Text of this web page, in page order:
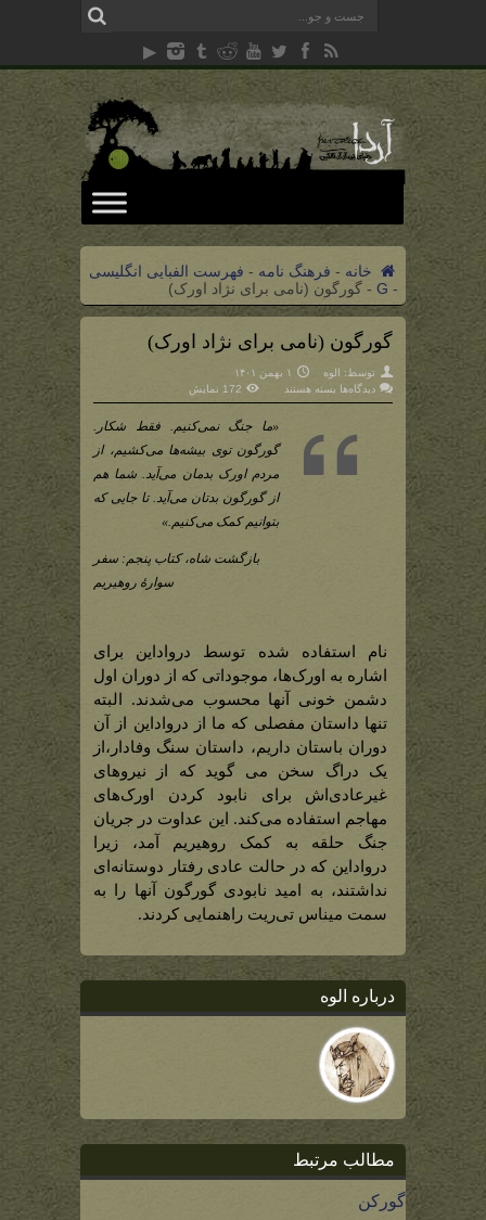
خانه - فرهنگ نامه - فهرست الفبایی انگلیسی
-
G
- گورگون (نامی برای نژاد اورک)
گورگون (نامی برای نژاد اورک)
توسط: الوه
۱ بهمن ۱۴۰۱
دیدگاه‌ها برای
نژاد
اورک)
بسته هستند 172 نمایش
«ما جنگ نمی‌کنیم. فقط شکار.
گورگون توی بیشه‌ها می‌کشیم، از
مردم اورک بدمان می‌آید. شما هم
از گورگون بدتان می‌آید. تا جایی که
بتوانیم کمک می‌کنیم.»
بازگشت شاه، کتاب پنجم: سفر
سوارۀ روهیریم
نام استفاده شده توسط درواداین برای
اشاره به اورک‌ها، موجوداتی که از دوران اول
دشمن خونی آنها محسوب می‌شدند. البته
تنها داستان مفصلی که ما از درواداین از آن
دوران باستان داریم، داستان سنگ وفادار،از
یک دراگ سخن می گوید که از نیروهای
غیر‌عادی‌اش برای نابود کردن اورک‌های
مهاجم استفاده می‌کند. این عداوت در جریان
جنگ حلقه به کمک روهیریم آمد، زیرا
درواداین که در حالت عادی رفتار دوستانه‌ای
نداشتند، به امید نابودی گورگون آنها را به
سمت میناس تی‌ریت راهنمایی کردند.
درباره الوه
مطالب مرتبط
گورکن